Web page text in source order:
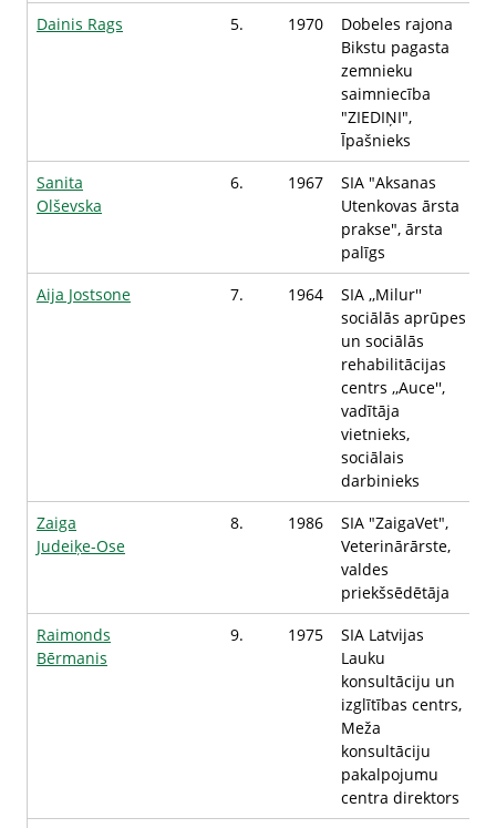
Dainis Rags
5. 1970
Dobeles rajona
Bikstu pagasta
zemnieku
saimniecība
"ZIEDIŅI",
Īpašnieks
Sanita
Olševska
6. 1967
SIA "Aksanas
Utenkovas ārsta
prakse", ārsta
palīgs
Aija Jostsone
7. 1964
SIA ,,Milur''
sociālās aprūpes
un sociālās
rehabilitācijas
centrs ,,Auce'',
vadītāja
vietnieks,
sociālais
darbinieks
Zaiga
Judeiķe-Ose
8. 1986
SIA "ZaigaVet",
Veterinārārste,
valdes
priekšsēdētāja
Raimonds
Bērmanis
9. 1975
SIA Latvijas
Lauku
konsultāciju un
izglītības centrs,
Meža
konsultāciju
pakalpojumu
centra direktors